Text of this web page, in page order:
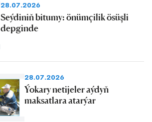
28.07.2026
Seýdiniň bitumy: önümçilik ösüşli
depginde
28.07.2026
Ýokary netijeler aýdyň
maksatlara atarýar